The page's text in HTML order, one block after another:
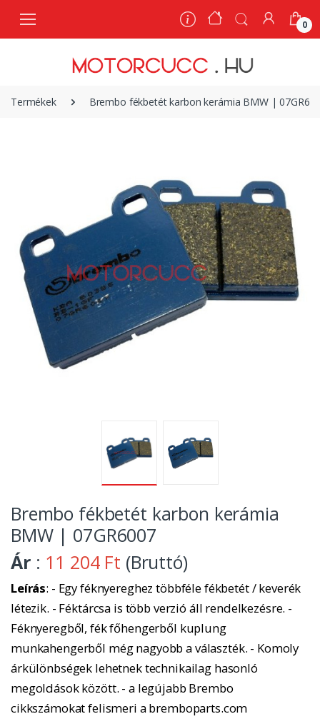
0
Termékek Brembo fékbetét karbon kerámia BMW |
Brembo fékbetét karbon kerámia
BMW | 07GR6007
Ár : 11 204 Ft (Bruttó)
Leírás: - Egy féknyereghez többféle fékbetét / keverék
létezik. - Féktárcsa is több verzió áll rendelkezésre. -
Féknyeregből, fék főhengerből kuplung
munkahengerből még nagyobb a választék. - Komoly
árkülönbségek lehetnek technikailag hasonló
megoldások között. - a legújabb Brembo
cikkszámokat felismeri a bremboparts.com
0